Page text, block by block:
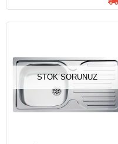
STOK SORUNUZ